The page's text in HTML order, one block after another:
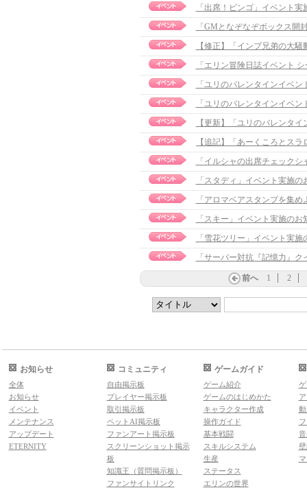
「出席！ビンゴ」イベント実
「GMとなぞなぞボックス開
【修正】「インプ兄弟の大
「エリン冒険日誌イベント
「ユリのバレンタインイベ
「ユリのバレンタインイベ
【更新】「ユリのバレンタ
「イルシャの出席チェック
「スタディ」イベント実施の
「アロマベアスタンプを集
「スキー」イベント実施のお
「雪花ツリー」イベント実施
「サーバー対抗『記憶力』
前へ 1 2
お知らせ
全体
お知らせ
イベント
メンテナンス
アップデート
ETERNITY
コミュニティ
自由掲示板
プレイヤー掲示板
取引掲示板
ペットAI掲示板
ファンアート掲示板
スクリーンショット掲示
板
知識王（質問掲示板）
ファンサイトリンク
ゲームガイド
ゲーム紹介
ゲームのはじめかた
キャラクター作成
操作ガイド
基本戦闘
スキルシステム
生産
ステータス
エリンの世界